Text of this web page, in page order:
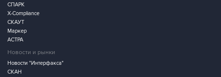
СПАРК
X-Compliance
СКАУТ
Маркер
АСТРА
Новости и рынки
Новости "Интерфакса"
СКАН